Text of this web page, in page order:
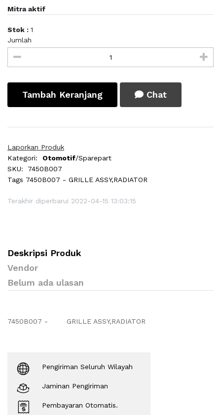
Mitra aktif
Stok : 1
Jumlah
Tambah Keranjang Chat
Laporkan Produk
Kategori:
Otomotif/Sparepart
SKU:
7450B007
Tags 7450B007 - GRILLE ASSY,RADIATOR
Terakhir diperbarui 2022-04-15 13:03:15
Deskripsi Produk
Vendor
Belum ada ulasan
7450B007 - GRILLE ASSY,RADIATOR
Pengiriman Seluruh Wilayah
Jaminan Pengiriman
Pembayaran Otomatis.